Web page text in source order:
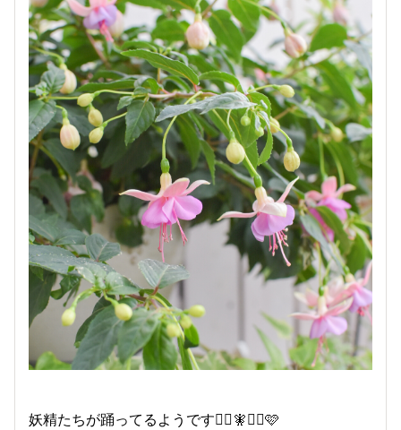
妖精たちが踊ってるようです🧚‍♀🧚🧚‍♂🩷